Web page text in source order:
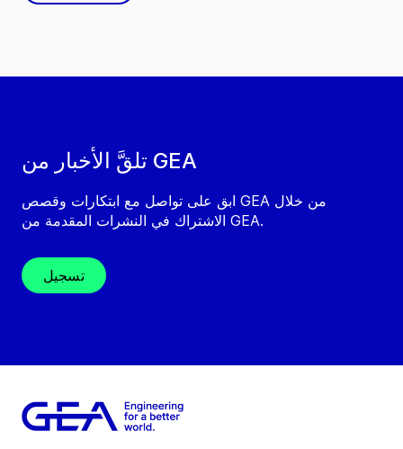
تلقَّ الأخبار من GEA
ابق على تواصل مع ابتكارات وقصص GEA من خلال
الاشتراك في النشرات المقدمة من GEA.
تسجيل